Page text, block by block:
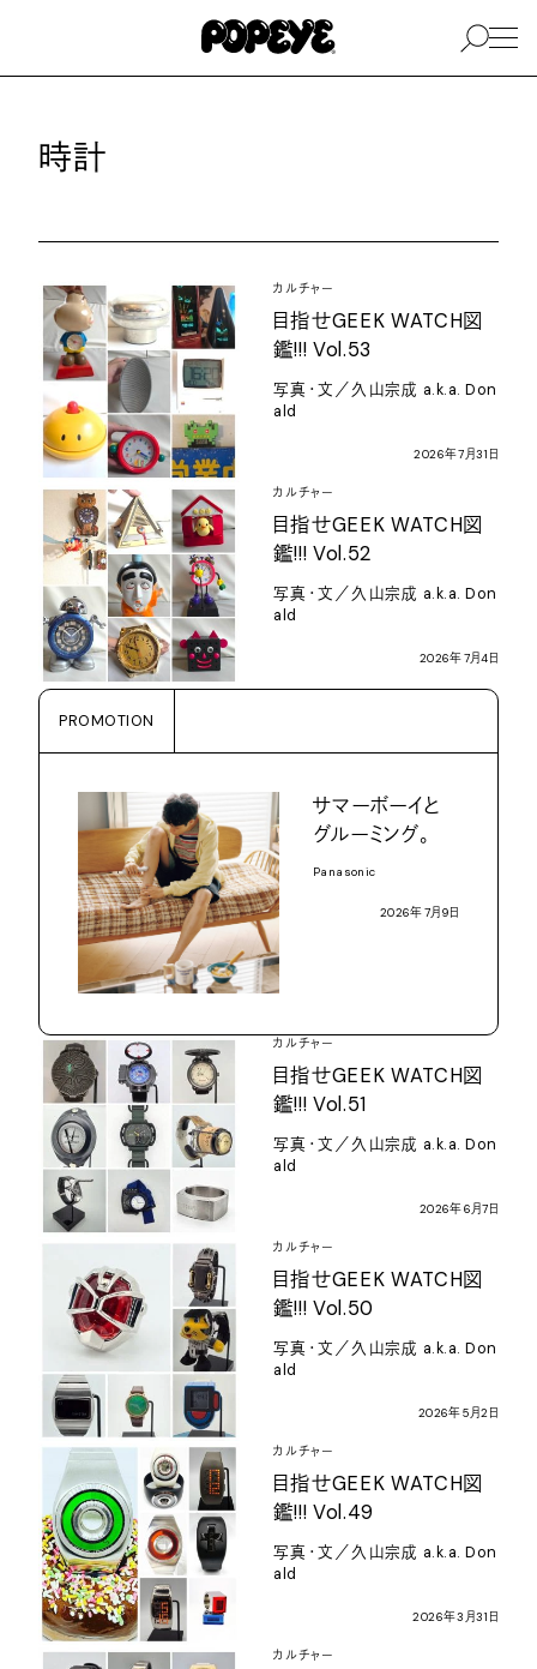
時計
カルチャー
目指せGEEK WATCH図
鑑!!! Vol.53
写真・文／久山宗成 a.k.a. Don
ald
2026年7月31 日
カルチャー
目指せGEEK WATCH図
鑑!!! Vol.52
写真・文／久山宗成 a.k.a. Don
ald
2026年7月4日
PROMOTION
サマーボーイと
グルーミング。
Panasonic
2026年7月9日
カルチャー
目指せGEEK WATCH図
鑑!!! Vol.51
写真・文／久山宗成 a.k.a. Don
ald
2026年6月7日
カルチャー
目指せGEEK WATCH図
鑑!!! Vol.50
写真・文／久山宗成 a.k.a. Don
ald
2026年5月2日
カルチャー
目指せGEEK WATCH図
鑑!!! Vol.49
写真・文／久山宗成 a.k.a. Don
ald
2026年3 月31 日
カルチャー